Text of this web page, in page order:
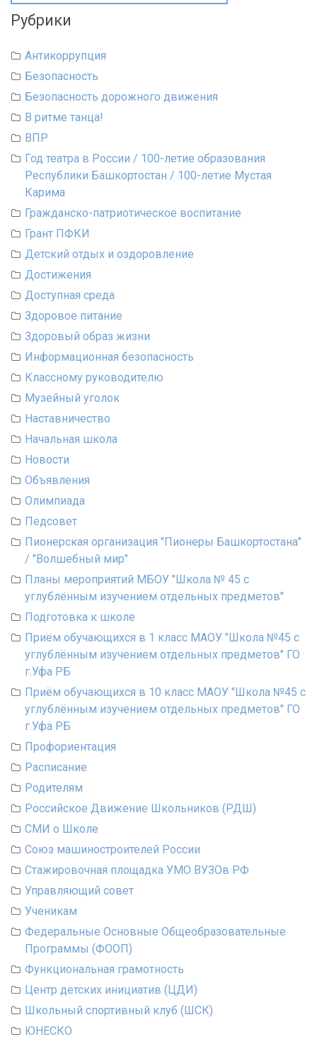
Рубрики
Антикоррупция
Безопасность
Безопасность дорожного движения
В ритме танца!
ВПР
Год театра в России / 100-летие образования
Республики Башкортостан / 100-летие Мустая
Карима
Гражданско-патриотическое воспитание
Грант ПФКИ
Детский отдых и оздоровление
Достижения
Доступная среда
Здоровое питание
Здоровый образ жизни
Информационная безопасность
Классному руководителю
Музейный уголок
Наставничество
Начальная школа
Новости
Объявления
Олимпиада
Педсовет
Пионерская организация "Пионеры Башкортостана"
/ "Волшебный мир"
Планы мероприятий МБОУ "Школа № 45 с
углублённым изучением отдельных предметов"
Подготовка к школе
Приём обучающихся в 1 класс МАОУ "Школа №45 с
углублённым изучением отдельных предметов" ГО
г.Уфа РБ
Приём обучающихся в 10 класс МАОУ "Школа №45 с
углублённым изучением отдельных предметов" ГО
г.Уфа РБ
Профориентация
Расписание
Родителям
Российское Движение Школьников (РДШ)
СМИ о Школе
Союз машиностроителей России
Стажировочная площадка УМО ВУЗОв РФ
Управляющий совет
Ученикам
Федеральные Основные Общеобразовательные
Программы (ФООП)
Функциональная грамотность
Центр детских инициатив (ЦДИ)
Школьный спортивный клуб (ШСК)
ЮНЕСКО